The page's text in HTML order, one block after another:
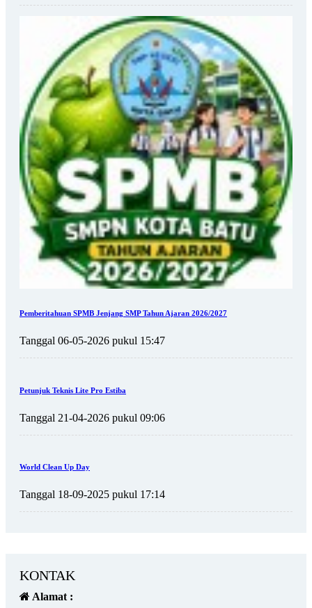
Pemberitahuan SPMB Jenjang SMP Tahun Ajaran 2026/2027
Tanggal 06-05-2026 pukul 15:47
Petunjuk Teknis Lite Pro Estiba
Tanggal 21-04-2026 pukul 09:06
World Clean Up Day
Tanggal 18-09-2025 pukul 17:14
KONTAK
Alamat :